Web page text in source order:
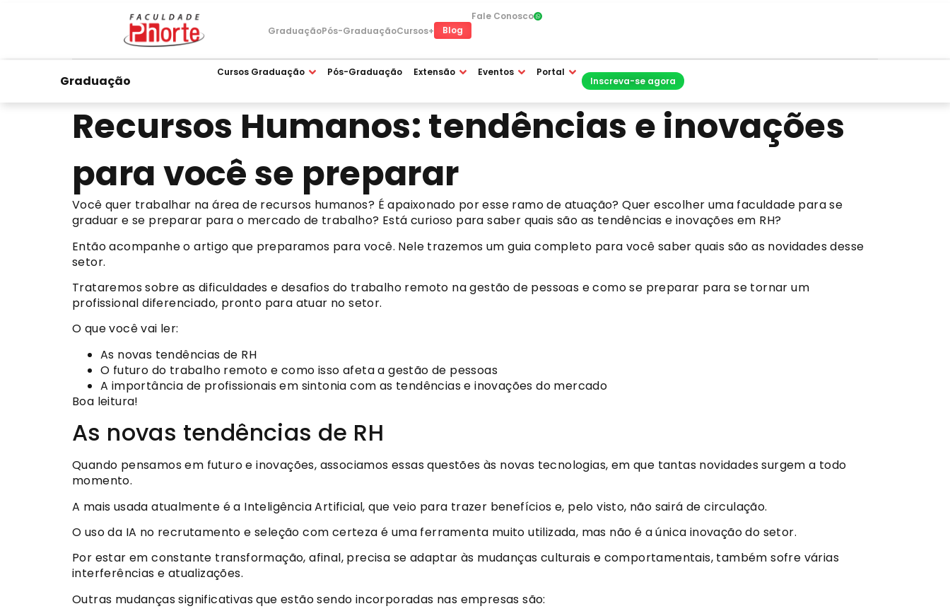
GraduaçãoPós-GraduaçãoCursos+ Blog
Fale Conosco
Graduação
Cursos Graduação Pós-Graduação Extensão Eventos Portal
Inscreva-se agora
Recursos Humanos: tendências e inovações
para você se preparar
Você quer trabalhar na área de recursos humanos? É apaixonado por esse ramo de atuação? Quer escolher uma faculdade para se
graduar e se preparar para o mercado de trabalho? Está curioso para saber quais são as tendências e inovações em RH?
Então acompanhe o artigo que preparamos para você. Nele trazemos um guia completo para você saber quais são as novidades desse
setor.
Trataremos sobre as dificuldades e desafios do trabalho remoto na gestão de pessoas e como se preparar para se tornar um
profissional diferenciado, pronto para atuar no setor.
O que você vai ler:
As novas tendências de RH
O futuro do trabalho remoto e como isso afeta a gestão de pessoas
A importância de profissionais em sintonia com as tendências e inovações do mercado
Boa leitura!
As novas tendências de RH
Quando pensamos em futuro e inovações, associamos essas questões às novas tecnologias, em que tantas novidades surgem a todo
momento.
A mais usada atualmente é a Inteligência Artificial, que veio para trazer benefícios e, pelo visto, não sairá de circulação.
O uso da IA no recrutamento e seleção com certeza é uma ferramenta muito utilizada, mas não é a única inovação do setor.
Por estar em constante transformação, afinal, precisa se adaptar às mudanças culturais e comportamentais, também sofre várias
interferências e atualizações.
Outras mudanças significativas que estão sendo incorporadas nas empresas são: